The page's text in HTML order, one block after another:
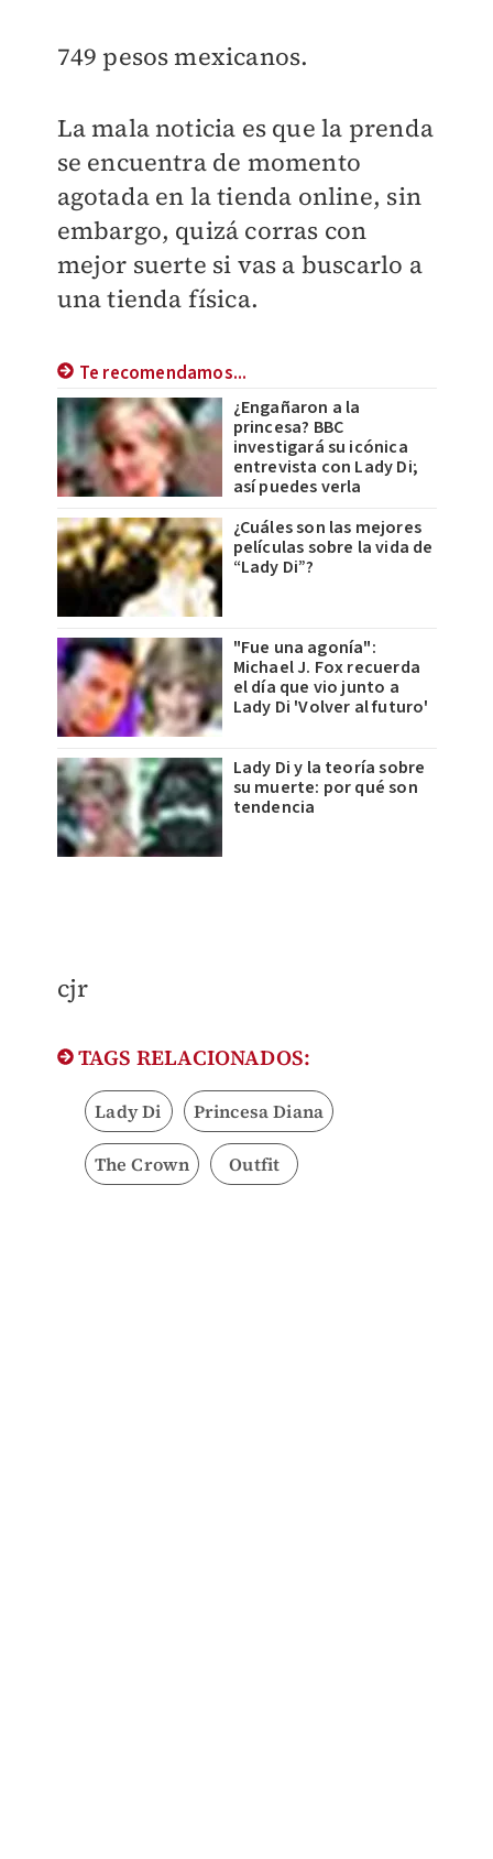
749 pesos mexicanos.
La mala noticia es que la prenda
se encuentra de momento
agotada en la tienda online, sin
embargo, quizá corras con
mejor suerte si vas a buscarlo a
una tienda física.
Te recomendamos...
¿Engañaron a la
princesa? BBC
investigará su icónica
entrevista con Lady Di;
así puedes verla
¿Cuáles son las mejores
películas sobre la vida de
“Lady Di”?
"Fue una agonía":
Michael J. Fox recuerda
el día que vio junto a
Lady Di 'Volver al futuro'
Lady Di y la teoría sobre
su muerte: por qué son
tendencia
cjr
TAGS RELACIONADOS:
Lady Di Princesa Diana
The Crown Outfit